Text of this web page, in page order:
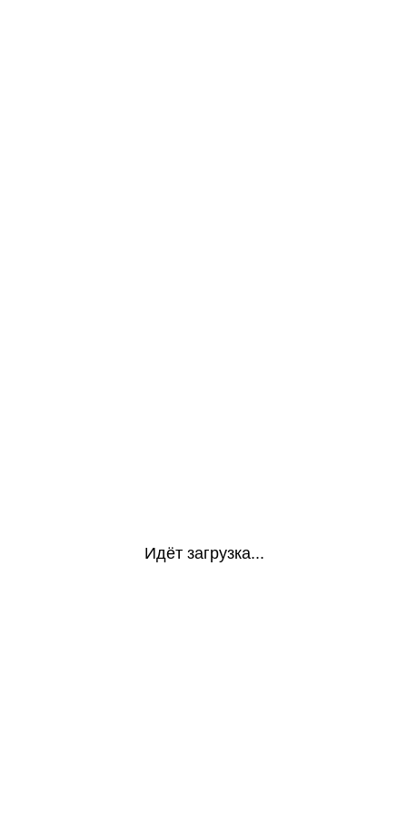
Идёт загрузка...